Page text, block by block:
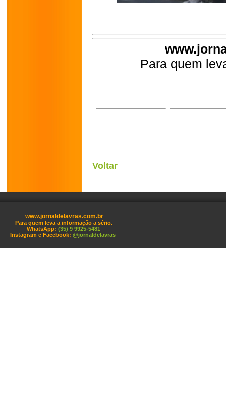
Para quem
Voltar
www.jornaldelavras.com.br
Para quem leva a informação a sério.
WhatsApp: (35) 9 9925-5481
Instagram e Facebook: @jornaldelavras